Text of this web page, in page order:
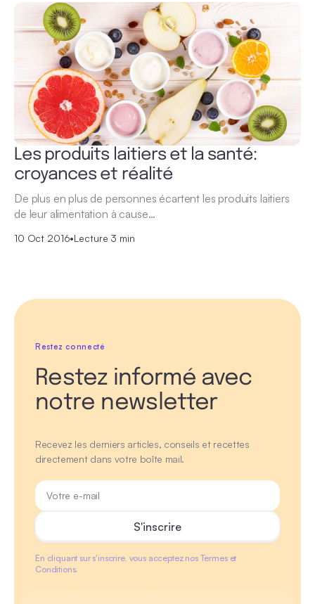
Les produits laitiers et la santé:
croyances et réalité
De plus en plus de personnes écartent les produits laitiers
de leur alimentation à cause…
10 Oct 2016•Lecture 3 min
Restez connecté
Restez informé avec
notre newsletter
Recevez les derniers articles, conseils et recettes
directement dans votre boîte mail.
En cliquant sur s'inscrire, vous acceptez nos Termes et
Conditions.